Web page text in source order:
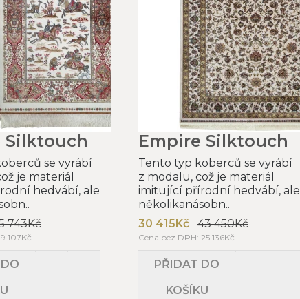
Silktouch
se vyrábí
je materiál
hedvábí, ale
743Kč
107Kč
Empire Silktouch
Tento typ koberců se vyrábí
z modalu, což je materiál
imitující přírodní hedvábí, ale
několikanásobn..
30 415Kč
43 450Kč
Cena bez DPH: 25 136Kč
PŘIDAT DO
KOŠÍKU